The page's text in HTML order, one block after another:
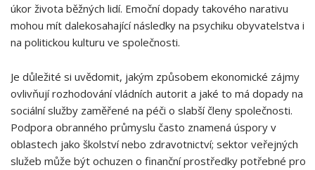
úkor života běžných lidí. Emoční dopady takového narativu
mohou mít dalekosahající následky na psychiku obyvatelstva i⁣
na​ politickou kulturu ve společnosti.
Je důležité si uvědomit, jakým způsobem ekonomické zájmy
ovlivňují ⁤rozhodování vládních autorit a jaké to má dopady na
‌sociální služby zaměřené na péči o slabší⁣ členy společnosti.
Podpora‍ obranného průmyslu často ⁣znamená úspory v
oblastech jako školství nebo zdravotnictví; sektor veřejných
služeb může být ochuzen o finanční prostředky potřebné pro